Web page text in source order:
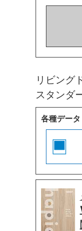
リビン
スタンダ
各種デー